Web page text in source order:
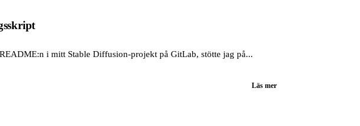
i mitt Stable Diffusion-projekt på GitLab, stötte jag på...
Läs mer